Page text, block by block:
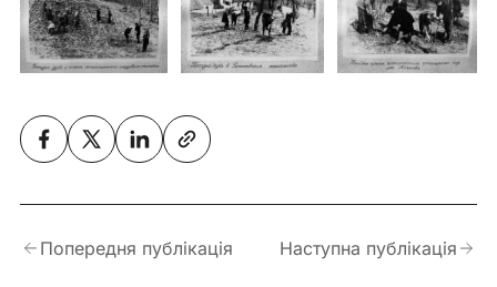
Попередня публікація Наступна публікація